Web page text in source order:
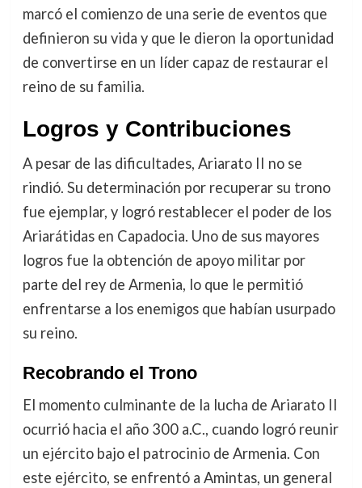
marcó el comienzo de una serie de eventos que
definieron su vida y que le dieron la oportunidad
de convertirse en un líder capaz de restaurar el
reino de su familia.
Logros y Contribuciones
A pesar de las dificultades, Ariarato II no se
rindió. Su determinación por recuperar su trono
fue ejemplar, y logró restablecer el poder de los
Ariarátidas en Capadocia. Uno de sus mayores
logros fue la obtención de apoyo militar por
parte del rey de Armenia, lo que le permitió
enfrentarse a los enemigos que habían usurpado
su reino.
Recobrando el Trono
El momento culminante de la lucha de Ariarato II
ocurrió hacia el año 300 a.C., cuando logró reunir
un ejército bajo el patrocinio de Armenia. Con
este ejército, se enfrentó a Amintas, un general